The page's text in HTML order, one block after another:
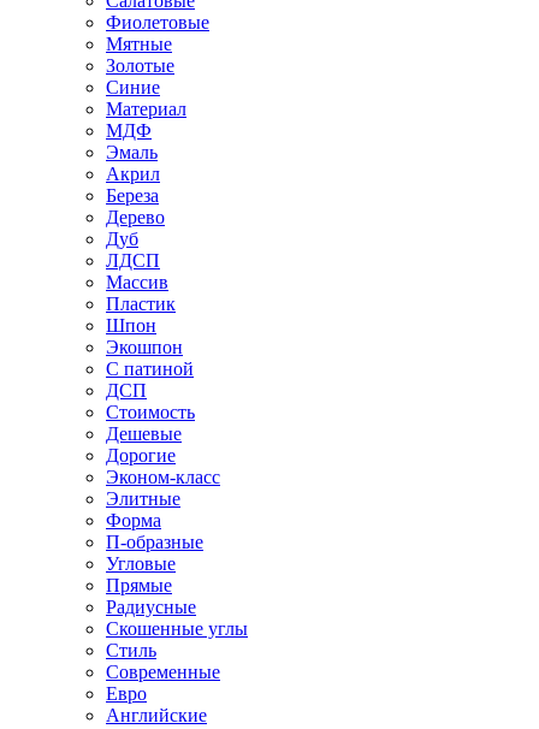
Фиолетовые
Мятные
Золотые
Синие
Материал
МДФ
Эмаль
Акрил
Береза
Дерево
Дуб
ЛДСП
Массив
Пластик
Шпон
Экошпон
С патиной
ДСП
Стоимость
Дешевые
Дорогие
Эконом-класс
Элитные
Форма
П-образные
Угловые
Прямые
Радиусные
Скошенные углы
Стиль
Современные
Евро
Английские